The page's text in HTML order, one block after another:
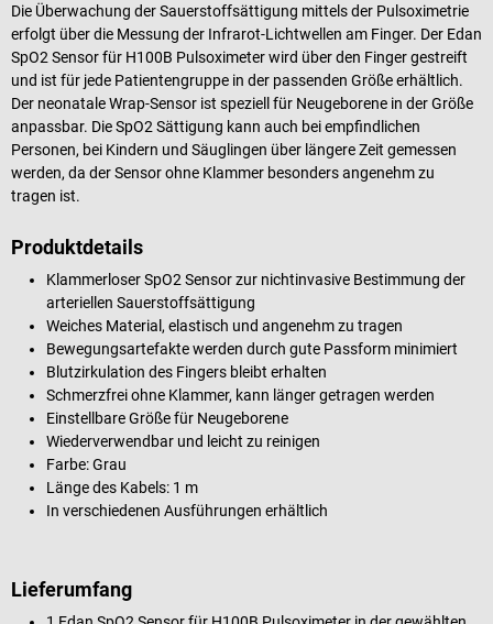
Die Überwachung der Sauerstoffsättigung mittels der Pulsoximetrie
erfolgt über die Messung der Infrarot-Lichtwellen am Finger. Der Edan
SpO2 Sensor für H100B Pulsoximeter wird über den Finger gestreift
und ist für jede Patientengruppe in der passenden Größe erhältlich.
Der neonatale Wrap-Sensor ist speziell für Neugeborene in der Größe
anpassbar. Die SpO2 Sättigung kann auch bei empfindlichen
Personen, bei Kindern und Säuglingen über längere Zeit gemessen
werden, da der Sensor ohne Klammer besonders angenehm zu
tragen ist.
Produktdetails
Klammerloser SpO2 Sensor zur nichtinvasive Bestimmung der
arteriellen Sauerstoffsättigung
Weiches Material, elastisch und angenehm zu tragen
Bewegungsartefakte werden durch gute Passform minimiert
Blutzirkulation des Fingers bleibt erhalten
Schmerzfrei ohne Klammer, kann länger getragen werden
Einstellbare Größe für Neugeborene
Wiederverwendbar und leicht zu reinigen
Farbe: Grau
Länge des Kabels: 1 m
In verschiedenen Ausführungen erhältlich
Lieferumfang